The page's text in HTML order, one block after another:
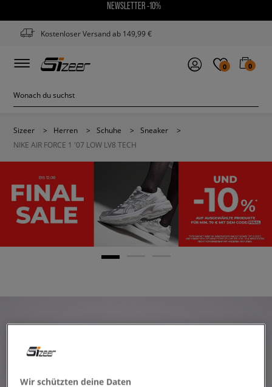
NEWSLETTER -10%
Kostenloser Versand ab 149,99 €
0 0
Sizeer > Herren > Schuhe > Sneaker
>
NIKE AIR FORCE 1 '07 LOW LV8 TECH
Wir schützten deine Daten